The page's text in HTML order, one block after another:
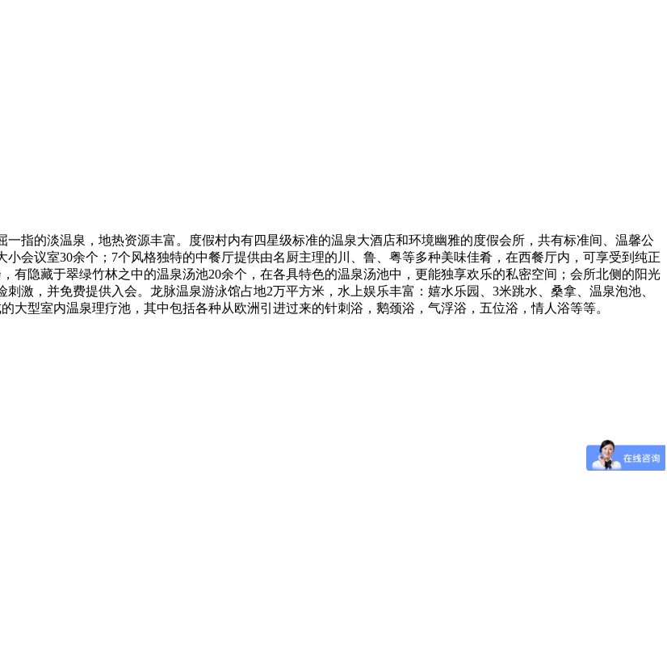
指的淡温泉，地热资源丰富。度假村内有四星级标准的温泉大酒店和环境幽雅的度假会所，共有标准间、温馨公
会议室30余个；7个风格独特的中餐厅提供由名厨主理的川、鲁、粤等多种美味佳肴，在西餐厅内，可享受到纯正
有隐藏于翠绿竹林之中的温泉汤池20余个，在各具特色的温泉汤池中，更能独享欢乐的私密空间；会所北侧的阳光
激，并免费提供入会。龙脉温泉游泳馆占地2万平方米，水上娱乐丰富：嬉水乐园、3米跳水、桑拿、温泉泡池、
大型室内温泉理疗池，其中包括各种从欧洲引进过来的针刺浴，鹅颈浴，气浮浴，五位浴，情人浴等等。